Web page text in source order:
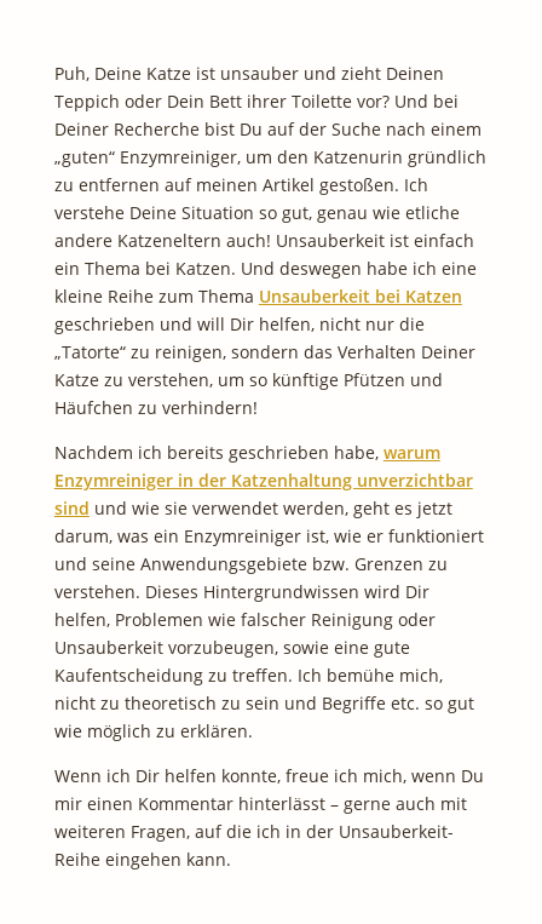
Puh, Deine Katze ist unsauber und zieht Deinen
Teppich oder Dein Bett ihrer Toilette vor? Und bei
Deiner Recherche bist Du auf der Suche nach einem
„guten“ Enzymreiniger, um den Katzenurin gründlich
zu entfernen auf meinen Artikel gestoßen. Ich
verstehe Deine Situation so gut, genau wie etliche
andere Katzeneltern auch! Unsauberkeit ist einfach
ein Thema bei Katzen. Und deswegen habe ich eine
kleine Reihe zum Thema Unsauberkeit bei Katzen
geschrieben und will Dir helfen, nicht nur die
„Tatorte“ zu reinigen, sondern das Verhalten Deiner
Katze zu verstehen, um so künftige Pfützen und
Häufchen zu verhindern!
Nachdem ich bereits geschrieben habe, warum
Enzymreiniger in der Katzenhaltung unverzichtbar
sind und wie sie verwendet werden, geht es jetzt
darum, was ein Enzymreiniger ist, wie er funktioniert
und seine Anwendungsgebiete bzw. Grenzen zu
verstehen. Dieses Hintergrundwissen wird Dir
helfen, Problemen wie falscher Reinigung oder
Unsauberkeit vorzubeugen, sowie eine gute
Kaufentscheidung zu treffen. Ich bemühe mich,
nicht zu theoretisch zu sein und Begriffe etc. so gut
wie möglich zu erklären.
Wenn ich Dir helfen konnte, freue ich mich, wenn Du
mir einen Kommentar hinterlässt – gerne auch mit
weiteren Fragen, auf die ich in der Unsauberkeit-
Reihe eingehen kann.